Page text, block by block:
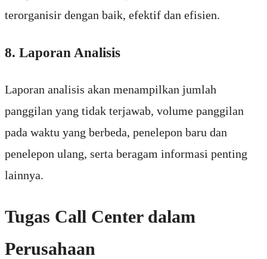
terorganisir dengan baik, efektif dan efisien.
8. Laporan Analisis
Laporan analisis akan menampilkan jumlah
panggilan yang tidak terjawab, volume panggilan
pada waktu yang berbeda, penelepon baru dan
penelepon ulang, serta beragam informasi penting
lainnya.
Tugas Call Center dalam
Perusahaan